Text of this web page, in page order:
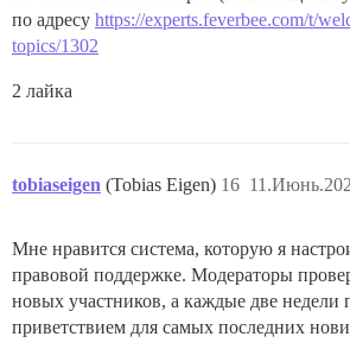
по адресу https://experts.feverbee.com/t/
topics/1302
2 лайка
tobiaseigen (Tobias Eigen) 16
Мне нравится система, которую я
правовой поддержке. Модераторы
новых участников, а каждые две недели
приветствием для самых последних